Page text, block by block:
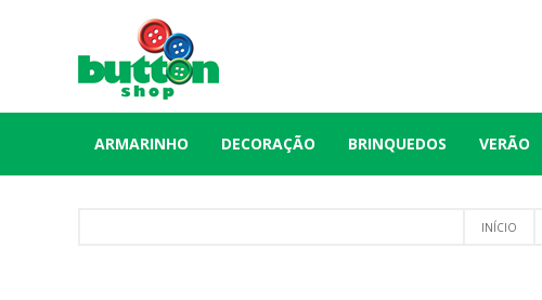
ARMARINHO DECORAÇÃO BRINQUEDOS VERÃO
INÍCIO